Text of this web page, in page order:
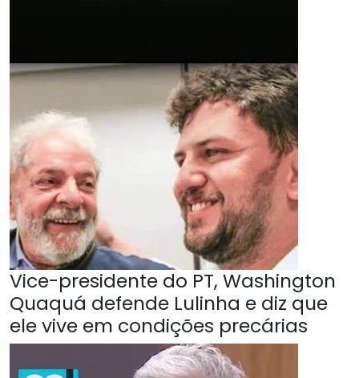
Vice-presidente do PT, Washington
Quaquá defende Lulinha e diz que
ele vive em condições precárias